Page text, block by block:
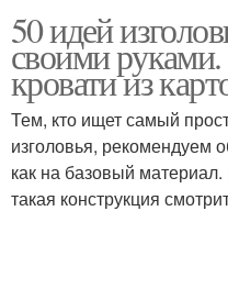
Подголовник для
кровати
Кровати на стене
50 идей
своими
кровати из
Тем, кто ищет самый
изголовья, рекомендуем
как на базовый
такая конструкция